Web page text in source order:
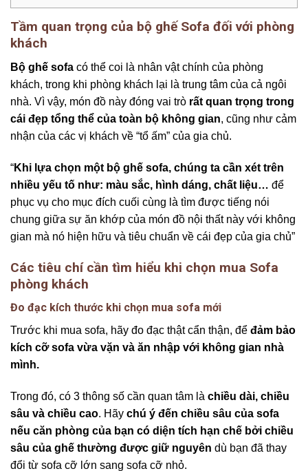
Tầm quan trọng của bộ ghế Sofa đối với phòng
khách
Bộ ghế sofa có thể coi là nhân vật chính của phòng
khách, trong khi phòng khách lại là trung tâm của cả ngôi
nhà. Vì vậy, món đồ này đóng vai trò rất quan trọng trong
cái đẹp tổng thể của toàn bộ không gian, cũng như cảm
nhận của các vị khách về “tổ ấm” của gia chủ.
“Khi lựa chọn một bộ ghế sofa, chúng ta cần xét trên
nhiều yếu tố như: màu sắc, hình dáng, chất liệu… để
phục vụ cho mục đích cuối cùng là tìm được tiếng nói
chung giữa sự ăn khớp của món đồ nội thất này với không
gian mà nó hiện hữu và tiêu chuẩn về cái đẹp của gia chủ”
Các tiêu chí cần tìm hiểu khi chọn mua Sofa
phòng khách
Đo đạc kích thước khi chọn mua sofa mới
Trước khi mua sofa, hãy đo đạc thật cẩn thận, để đảm bảo
kích cỡ sofa vừa vặn và ăn nhập với không gian nhà
mình.
Trong đó, có 3 thông số cần quan tâm là chiều dài, chiều
sâu và chiều cao. Hãy chú ý đến chiều sâu của sofa
nếu căn phòng của bạn có diện tích hạn chế bởi chiều
sâu của ghế thường được giữ nguyên dù bạn đã thay
đổi từ sofa cỡ lớn sang sofa cỡ nhỏ.